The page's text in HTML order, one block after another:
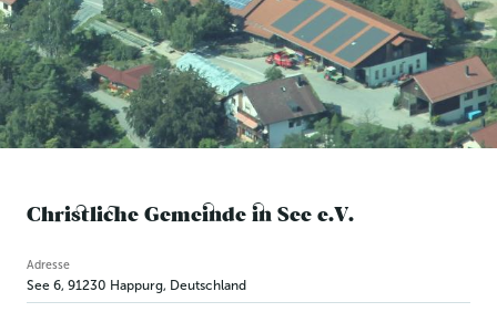
Christliche Gemeinde in See e.V.
Betriebsinformation
Adresse
See 6, 91230 Happurg, Deutschland